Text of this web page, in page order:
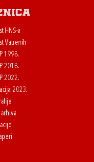
HNS-a
Vatrenih
1998.
2018.
2022.
2023.